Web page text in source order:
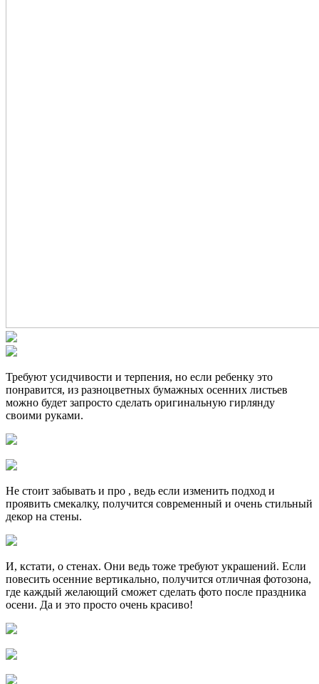
Требуют усидчивости и терпения, но если ребенку это
понравится, из разноцветных бумажных осенних листьев
можно будет запросто сделать оригинальную гирлянду
своими руками.
Не стоит забывать и про , ведь если изменить подход и
проявить смекалку, получится современный и очень стильный
декор на стены.
И, кстати, о стенах. Они ведь тоже требуют украшений. Если
повесить осенние вертикально, получится отличная фотозона,
где каждый желающий сможет сделать фото после праздника
осени. Да и это просто очень красиво!